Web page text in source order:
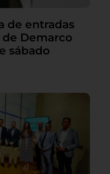
de entradas
Demarco
sábado